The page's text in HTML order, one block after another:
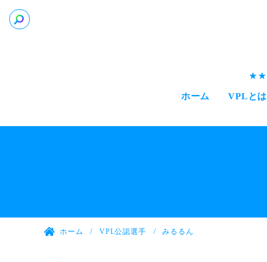
ホーム VPLとは
ホーム VPL公認選手 みるるん